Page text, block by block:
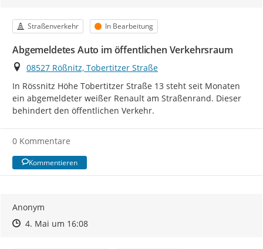
Kategorie
Straßenverkehr Status
In Bearbeitung
Abgemeldetes Auto im öffentlichen Verkehrsraum
Ort
08527 Rößnitz, Tobertitzer Straße
In Rössnitz Höhe Tobertitzer Straße 13 steht seit Monaten
ein abgemeldeter weißer Renault am Straßenrand. Dieser
behindert den öffentlichen Verkehr.
0 Kommentare
Kommentieren
Anonym
Zeitpunkt des Erstellens
Zeitpunkt des Erstellens
4. Mai um 16:08Zur Äußerung